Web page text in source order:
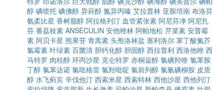
醇 碘喷托 碘佛醇 异葑醇 氮异丙嗪 艾拉普林 亚胺培南 布洛芬
氨柔比星 香树脂醇 阿拉格列汀 血管紧张素 阿尼芬净 阿尼扎
芬 番荔枝素 ANSECULIN 安他唑林 阿帕地松 芹菜素 安普霉
素 阿贝卡星 熊果苷 青蒿素 头孢洛林盐 塞利洛尔 苯丁酸氮芥
氯霉素 叶绿素 百菌清 胆钙化醇 胆固醇 西拉普利 西洛他唑 西
马特罗 肉桂醇 环丙沙星 克仑特罗 赤桐甾醇 氯碘羟喹 氯苯胺
丁醇 氯苯达诺 氯吡格雷 氯羟吡啶 氯前列醇 氯氰碘柳胺 皮质
醇 水飞蓟宾 辛伐他汀 西索米星 西索特林 西他沙星 西他列汀